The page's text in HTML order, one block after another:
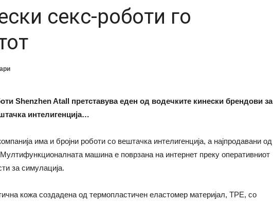
секс-роботи го
Shenzhen Atall претставува еден од водечките кинески брендови за
интелигенција…
има и бројни роботи со вештачка интелигенција, а најпродавани од
машина е поврзана на интернет преку оперативниот
за симулација.
кожа создадена од термопластичен еластомер материјал, TPE, со